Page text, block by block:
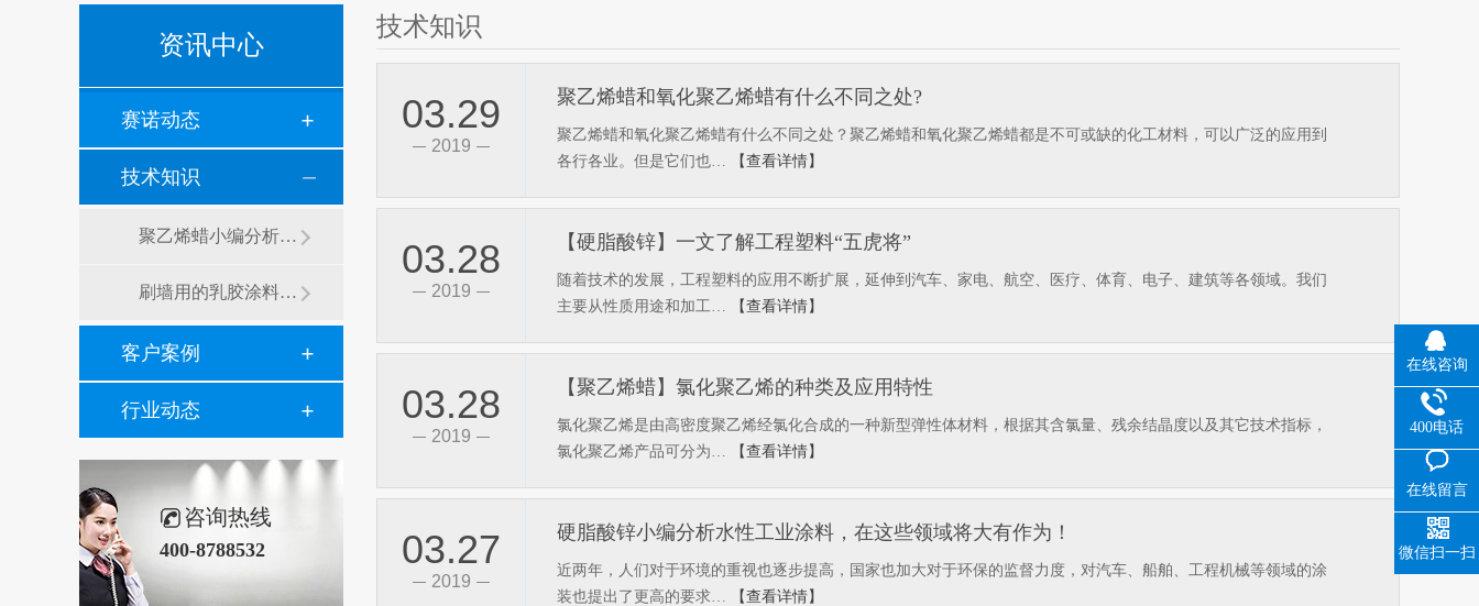
资讯中心
赛诺动态
技术知识
聚乙烯蜡小编分析有机硅消泡剂优缺点及主要分类和性能
刷墙用的乳胶涂料用青岛赛诺分散剂的原因竟然是....？
客户案例
行业动态
咨询热线
400-8788532
技术知识
03.29
2019
聚乙烯蜡和氧化聚乙烯蜡有什么不同之处?
聚乙烯蜡和氧化聚乙烯蜡有什么不同之处？聚乙烯蜡和氧化聚乙烯蜡都是不可或缺的化工材料，可以广泛的应用到
各行各业。但是它们也…
【查看详情】
03.28
2019
【硬脂酸锌】一文了解工程塑料“五虎将”
随着技术的发展，工程塑料的应用不断扩展，延伸到汽车、家电、航空、医疗、体育、电子、建筑等各领域。我们
主要从性质用途和加工…
【查看详情】
03.28
2019
【聚乙烯蜡】氯化聚乙烯的种类及应用特性
氯化聚乙烯是由高密度聚乙烯经氯化合成的一种新型弹性体材料，根据其含氯量、残余结晶度以及其它技术指标，
氯化聚乙烯产品可分为…
【查看详情】
03.27
2019
硬脂酸锌小编分析水性工业涂料，在这些领域将大有作为！
近两年，人们对于环境的重视也逐步提高，国家也加大对于环保的监督力度，对汽车、船舶、工程机械等领域的涂
装也提出了更高的要求…
【查看详情】
在线咨询
400电话
在线留言
微信扫一扫